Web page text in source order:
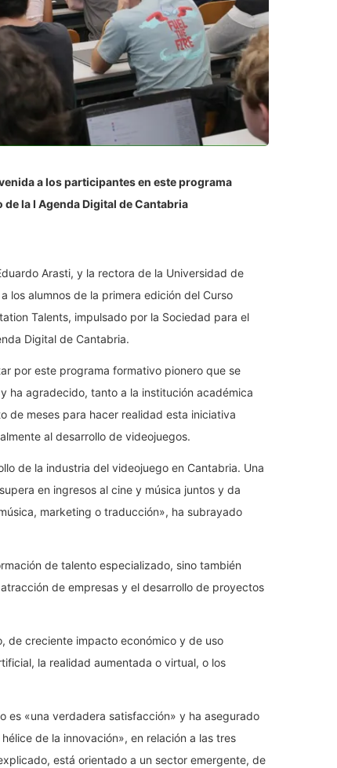
a los participantes en este programa
la I Agenda Digital de Cantabria
Arasti, y la rectora de la Universidad de
los alumnos de la primera edición del Curso
Talents, impulsado por la Sociedad para el
Digital de Cantabria.
por este programa formativo pionero que se
ha agradecido, tanto a la institución académica
de meses para hacer realidad esta iniciativa
al desarrollo de videojuegos.
de la industria del videojuego en Cantabria. Una
en ingresos al cine y música juntos y da
marketing o traducción», ha subrayado
de talento especializado, sino también
de empresas y el desarrollo de proyectos
de creciente impacto económico y de uso
la realidad aumentada o virtual, o los
es «una verdadera satisfacción» y ha asegurado
de la innovación», en relación a las tres
está orientado a un sector emergente, de